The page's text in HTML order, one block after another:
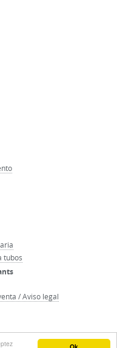
tubos
/ Aviso legal